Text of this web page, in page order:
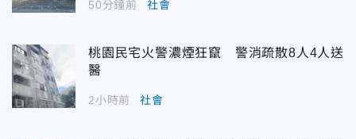
50分鐘前 社會
桃園民宅火警濃煙狂竄 警消疏散8人4人送
醫
2小時前 社會